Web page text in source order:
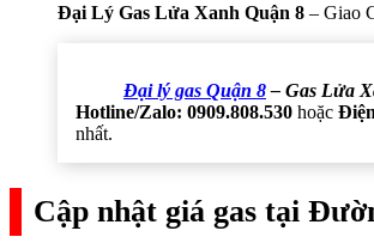
Đại Lý Gas Lửa Xanh Quận 8 – Giao
Đại lý gas Quận 8– Gas Lửa
Hotline/Zalo: 0909.808.530 hoặc
nhất.
Cập nhật giá gas tại